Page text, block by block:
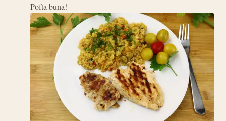
Pofta buna!